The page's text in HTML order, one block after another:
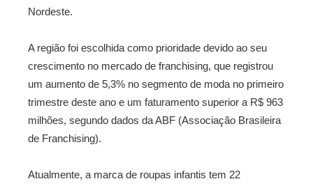
Nordeste.
A região foi escolhida como prioridade devido ao seu
crescimento no mercado de franchising, que registrou
um aumento de 5,3% no segmento de moda no primeiro
trimestre deste ano e um faturamento superior a R$ 963
milhões, segundo dados da ABF (Associação Brasileira
de Franchising).
Atualmente, a marca de roupas infantis tem 22